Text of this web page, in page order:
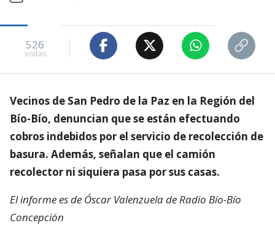
526
visitas
Vecinos de San Pedro de la Paz en la Región del
Bío-Bío, denuncian que se están efectuando
cobros indebidos por el servicio de recolección de
basura. Además, señalan que el camión
recolector ni siquiera pasa por sus casas.
El informe es de Óscar Valenzuela de Radio Bío-Bío
Concepción